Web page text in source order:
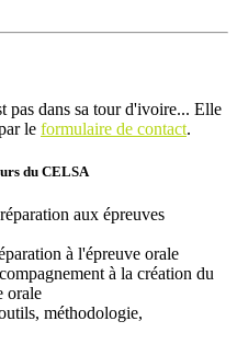
pas dans sa tour d'ivoire... Elle
le formulaire de contact.
du CELSA
aux épreuves
à l'épreuve orale
à la création du
orale
méthodologie,